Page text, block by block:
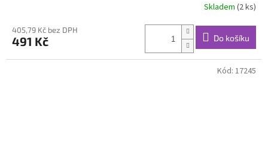
Skladem (2 ks)
405,79 Kč bez DPH
491 Kč Do košíku
Kód: 17245